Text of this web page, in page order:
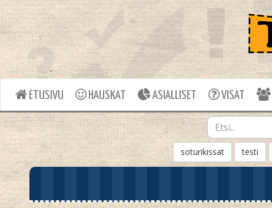
ETUSIVU HAUSKAT ASIALLISET VISAT
soturikissat testi